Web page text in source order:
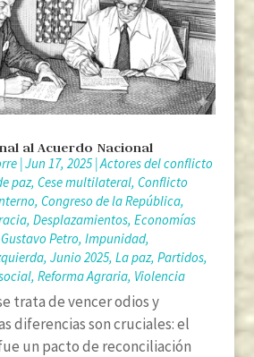
al Acuerdo Nacional
|Jun 17, 2025|Actores del conflicto
paz, Cese multilateral, Conflicto
, Congreso de la República,
, Desplazamientos, Economías
Gustavo Petro, Impunidad,
, Junio 2025, La paz, Partidos,
, Reforma Agraria, Violencia
trata de vencer odios y
diferencias son cruciales: el
un pacto de reconciliación